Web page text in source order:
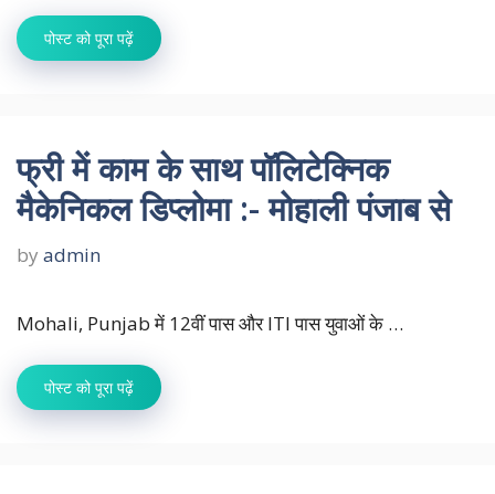
पोस्ट को पूरा पढ़ें
फ्री में काम के साथ पॉलिटेक्निक
मैकेनिकल डिप्लोमा :- मोहाली पंजाब से
by admin
Mohali, Punjab में 12वीं पास और ITI पास युवाओं के …
पोस्ट को पूरा पढ़ें